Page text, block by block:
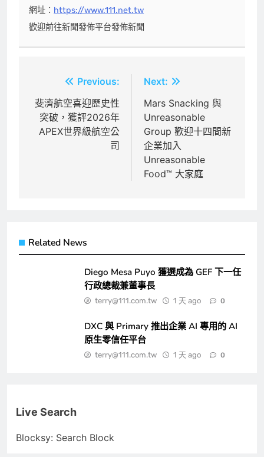
網址： https://www.111.net.tw
歡迎前往新聞發佈平台發佈新聞
章
導
Previous:
斐濟航空喜迎歷史性
突破，獲評2026年
APEX世界級航空公
司
Next:
Mars Snacking 與
Unreasonable
Group 歡迎十四間新
企業加入
Unreasonable
Food™ 大家庭
Related News
Diego Mesa Puyo 獲選成為 GEF 下一任
行政總裁兼董事長
terry@111.com.tw 1 天 ago 0
DXC 與 Primary 推出企業 AI 專用的 AI
原生零信任平台
terry@111.com.tw 1 天 ago 0
Live Search
Blocksy: Search Block